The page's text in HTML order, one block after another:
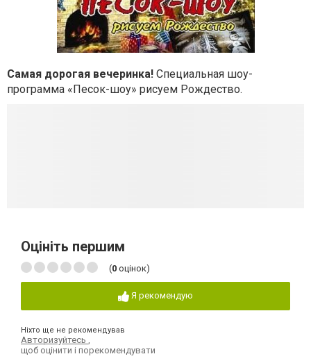
Самая дорогая вечеринка! Специальная шоу-
программа «Песок-шоу» рисуем Рождество.
Оцініть першим
(0 оцінок)
Я рекомендую
Ніхто ще не рекомендував
Авторизуйтесь
щоб оцінити і порекомендувати